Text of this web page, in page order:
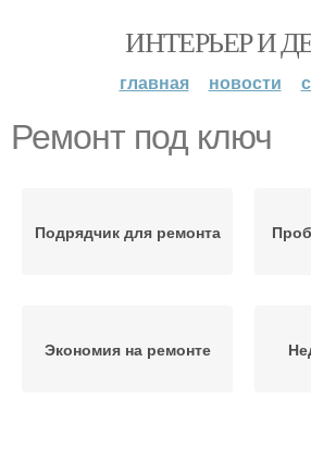
ИНТЕРЬЕР И
главная новости
Ремонт под ключ
Подрядчик для ремонта
Экономия на ремонте